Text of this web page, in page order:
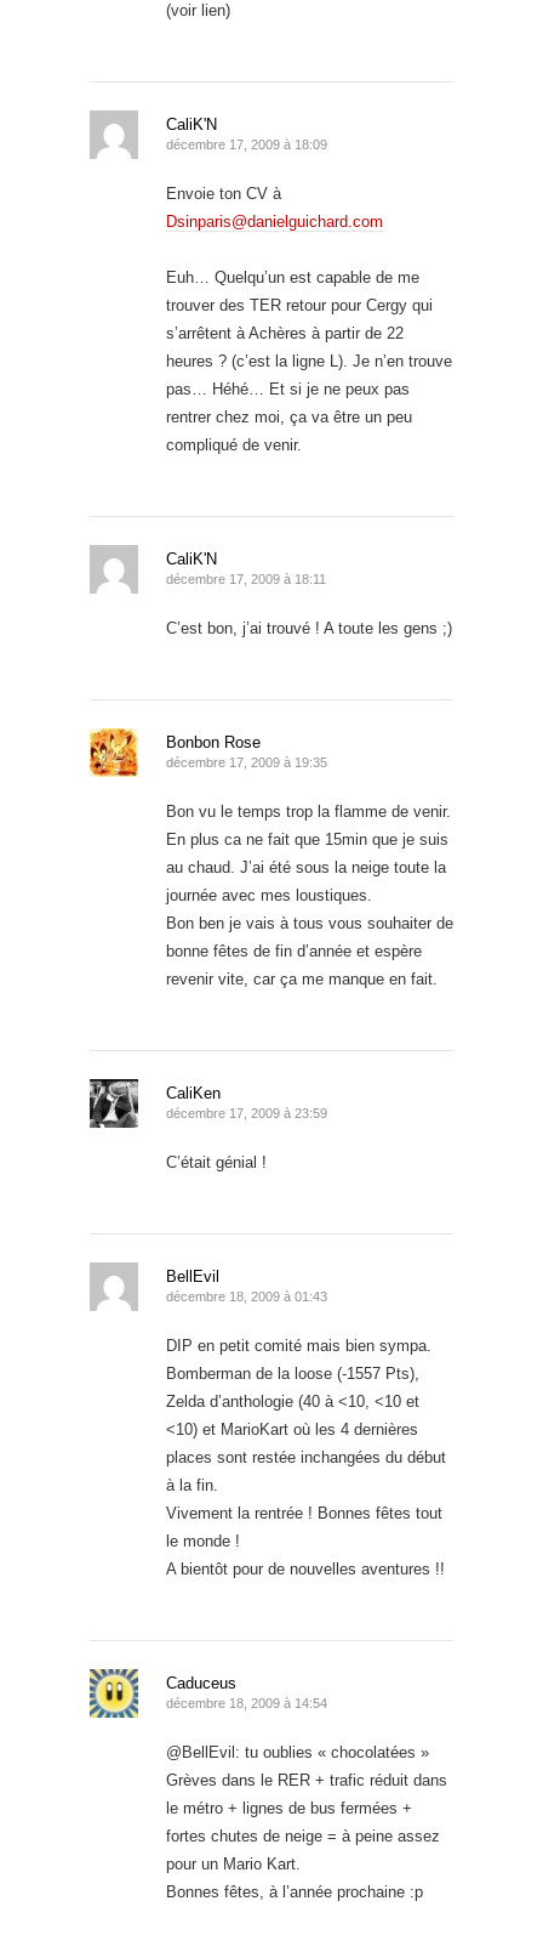
(voir lien)
CaliK'N
décembre 17, 2009 à 18:09
Envoie ton CV à
Dsinparis@danielguichard.com
Euh… Quelqu’un est capable de me
trouver des TER retour pour Cergy qui
s’arrêtent à Achères à partir de 22
heures ? (c’est la ligne L). Je n’en trouve
pas… Héhé… Et si je ne peux pas
rentrer chez moi, ça va être un peu
compliqué de venir.
CaliK'N
décembre 17, 2009 à 18:11
C’est bon, j’ai trouvé ! A toute les gens ;)
Bonbon Rose
décembre 17, 2009 à 19:35
Bon vu le temps trop la flamme de venir.
En plus ca ne fait que 15min que je suis
au chaud. J’ai été sous la neige toute la
journée avec mes loustiques.
Bon ben je vais à tous vous souhaiter de
bonne fêtes de fin d’année et espère
revenir vite, car ça me manque en fait.
CaliKen
décembre 17, 2009 à 23:59
C’était génial !
BellEvil
décembre 18, 2009 à 01:43
DIP en petit comité mais bien sympa.
Bomberman de la loose (-1557 Pts),
Zelda d’anthologie (40 à <10, <10 et
<10) et MarioKart où les 4 dernières
places sont restée inchangées du début
à la fin.
Vivement la rentrée ! Bonnes fêtes tout
le monde !
A bientôt pour de nouvelles aventures !!
Caduceus
décembre 18, 2009 à 14:54
@BellEvil: tu oublies « chocolatées »
Grèves dans le RER + trafic réduit dans
le métro + lignes de bus fermées +
fortes chutes de neige = à peine assez
pour un Mario Kart.
Bonnes fêtes, à l’année prochaine :p